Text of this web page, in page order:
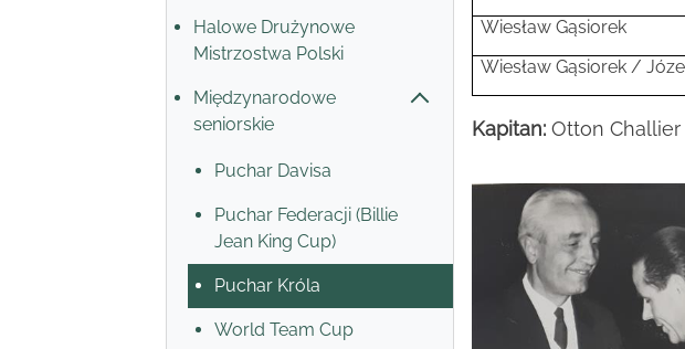
Halowe Drużynowe
Mistrzostwa Polski
Międzynarodowe
seniorskie
Puchar Davisa
Puchar Federacji (Billie
Jean King Cup)
Puchar Króla
World Team Cup
Wiesław Gąsiorek
Wiesław Gąsiorek /
Kapitan: Otton Challier